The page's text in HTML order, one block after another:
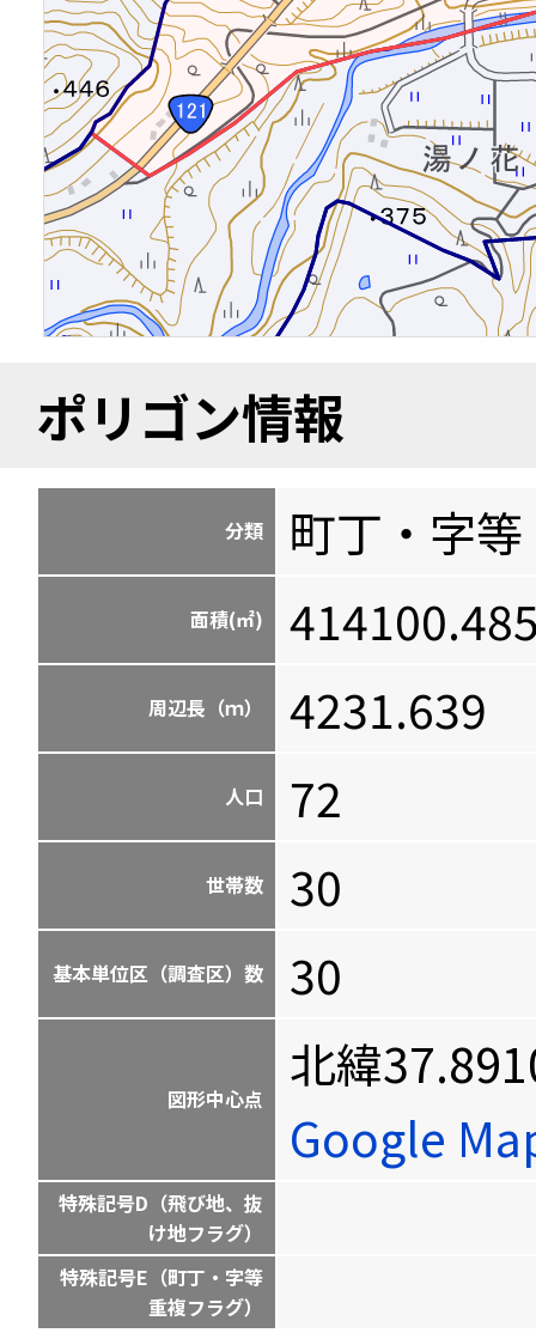
ポリゴン情報
分類 町丁・字等
面積(㎡)
周辺長（ｍ） 4231.639
人口 72
世帯数 30
基本単位区（調査区）数 30
図形中心点
北緯
Google
特殊記号D（飛び地、抜
け地フラグ）
特殊記号E（町丁・字等
重複フラグ）